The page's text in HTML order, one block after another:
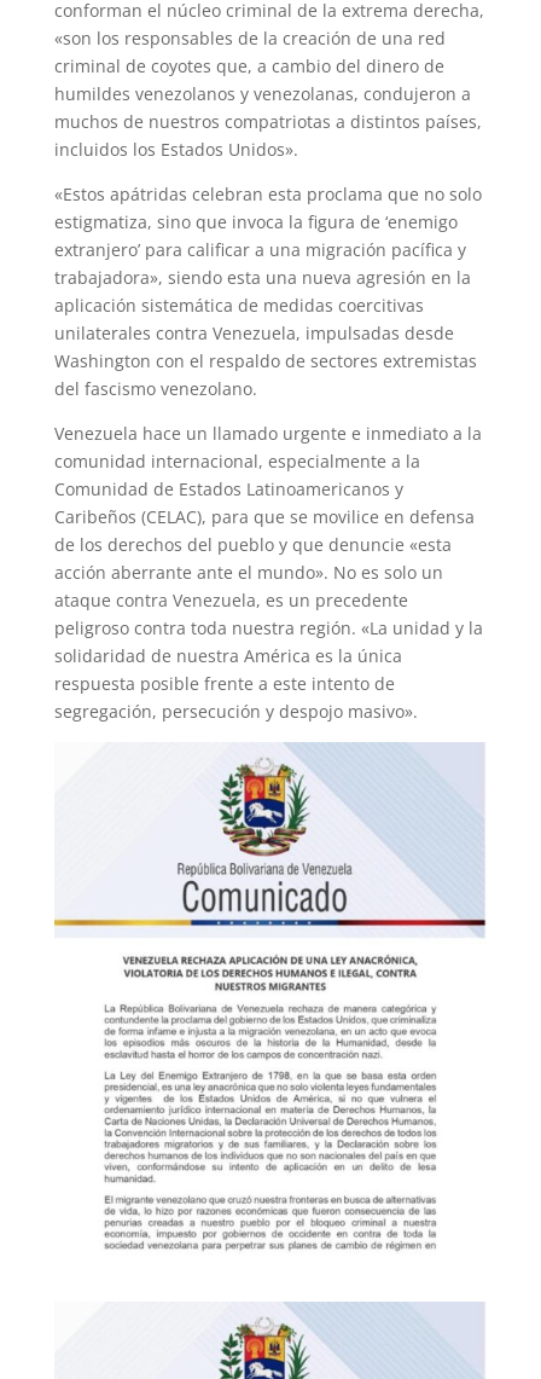
conforman el núcleo criminal de la extrema derecha,
«son los responsables de la creación de una red
criminal de coyotes que, a cambio del dinero de
humildes venezolanos y venezolanas, condujeron a
muchos de nuestros compatriotas a distintos países,
incluidos los Estados Unidos».
«Estos apátridas celebran esta proclama que no solo
estigmatiza, sino que invoca la figura de ‘enemigo
extranjero’ para calificar a una migración pacífica y
trabajadora», siendo esta una nueva agresión en la
aplicación sistemática de medidas coercitivas
unilaterales contra Venezuela, impulsadas desde
Washington con el respaldo de sectores extremistas
del fascismo venezolano.
Venezuela hace un llamado urgente e inmediato a la
comunidad internacional, especialmente a la
Comunidad de Estados Latinoamericanos y
Caribeños (CELAC), para que se movilice en defensa
de los derechos del pueblo y que denuncie «esta
acción aberrante ante el mundo». No es solo un
ataque contra Venezuela, es un precedente
peligroso contra toda nuestra región. «La unidad y la
solidaridad de nuestra América es la única
respuesta posible frente a este intento de
segregación, persecución y despojo masivo».